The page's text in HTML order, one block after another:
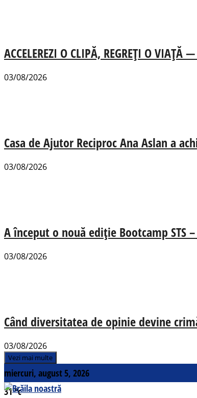
ACCELEREZI O CLIPĂ, REGREȚI O
03/08/2026
Casa de Ajutor Reciproc Ana Aslan a
03/08/2026
A început o nouă ediție Bootcamp
03/08/2026
Când diversitatea de opinie devine
03/08/2026
Vezi mai multe
miercuri, august 5, 2026
31°c